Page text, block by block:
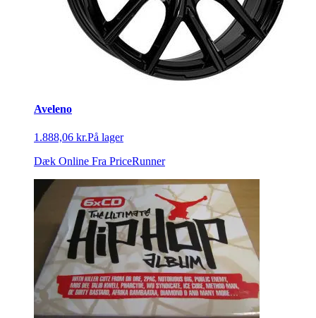
Aveleno
1.888,06 kr.På lager
Dæk Online Fra PriceRunner